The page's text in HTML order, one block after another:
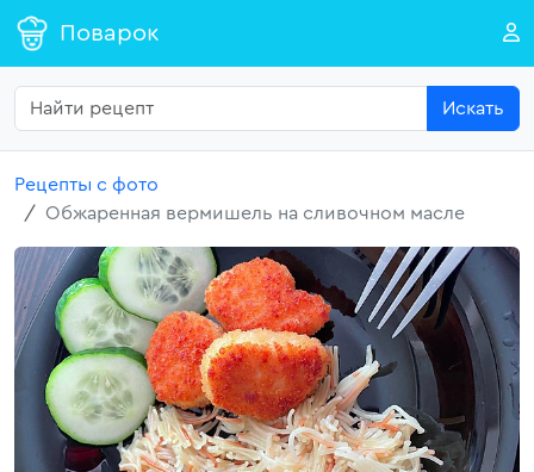
Поварок
Искать
Рецепты с фото
Обжаренная вермишель на сливочном масле